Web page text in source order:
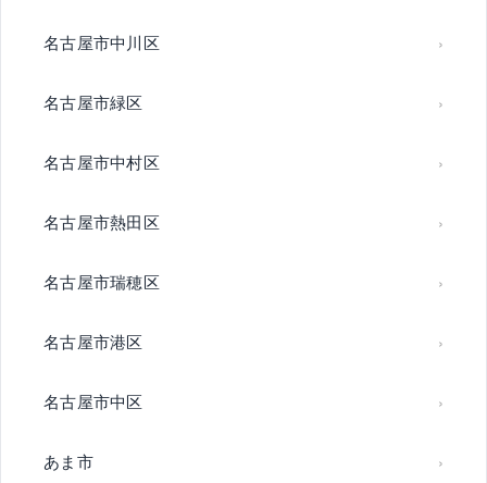
名古屋市中川区
名古屋市緑区
名古屋市中村区
名古屋市熱田区
名古屋市瑞穂区
名古屋市港区
名古屋市中区
あま市